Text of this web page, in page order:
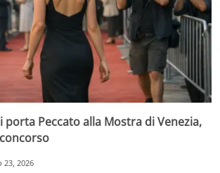
porta Peccato alla Mostra di Venezia,
23, 2026